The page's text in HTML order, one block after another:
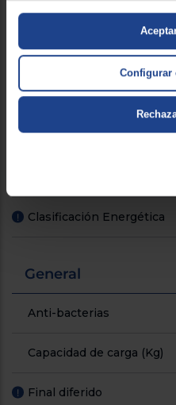
Configurar
Clasificación energética
Consumo de agua
kWh/100 ciclos
! Clasificación Energética
General
Anti-bacterias
Capacidad de carga (Kg)
! Final diferido